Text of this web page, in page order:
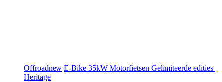
Offroadnew E-Bike 35kW Motorfietsen Gelimiteerde edities
Heritage